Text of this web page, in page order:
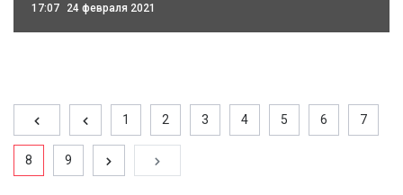
17:07 24 февраля 2021
1 2 3 4 5 6 7
8 9